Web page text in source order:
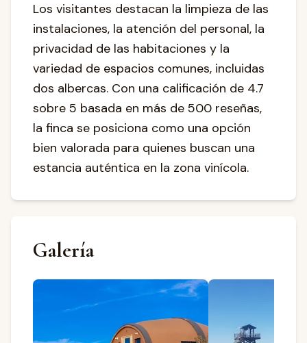
Los visitantes destacan la limpieza de las
instalaciones, la atención del personal, la
privacidad de las habitaciones y la
variedad de espacios comunes, incluidas
dos albercas. Con una calificación de 4.7
sobre 5 basada en más de 500 reseñas,
la finca se posiciona como una opción
bien valorada para quienes buscan una
estancia auténtica en la zona vinícola.
Galería